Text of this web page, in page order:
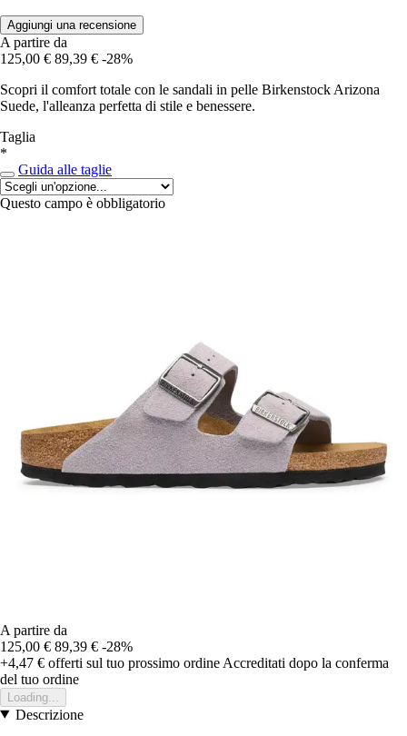
Aggiungi una recensione
A partire da
125,00 € 89,39 € -28%
Scopri il comfort totale con le sandali in pelle Birkenstock Arizona
Suede, l'alleanza perfetta di stile e benessere.
Taglia
*
Guida alle taglie
Questo campo è obbligatorio
A partire da
125,00 € 89,39 € -28%
+4,47 € offerti sul tuo prossimo ordine Accreditati dopo la conferma
del tuo ordine
Loading...
Descrizione